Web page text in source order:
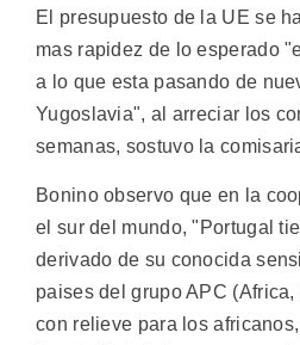
El presupuesto de la UE se
mas rapidez de lo esperado
a lo que esta pasando de
Yugoslavia", al arreciar los
semanas, sostuvo la
Bonino observo que en la
el sur del mundo, "Portugal
derivado de su conocida
paises del grupo APC
con relieve para los